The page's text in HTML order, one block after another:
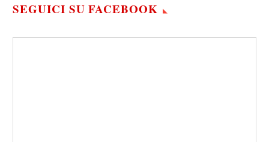
SEGUICI SU FACEBOOK